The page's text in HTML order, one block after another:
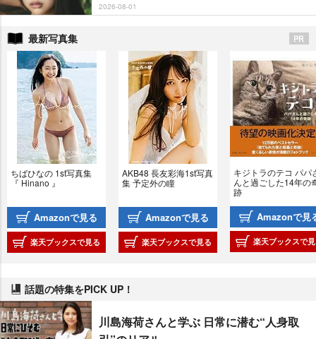
2026-08-01
最新写真集
ちばひなの 1st写真集
『 Hinano 』
Amazonで見る
楽天ブックスで見る
AKB48 長友彩海1st写真
集 予定外の瞳
Amazonで見る
楽天ブックスで見る
キジトラのテコ パパ
んと過ごした14年の
跡
Amazonで見
楽天ブックスで
話題の特集をPICK UP！
川島海荷さんと学ぶ 日常に潜む“人身取